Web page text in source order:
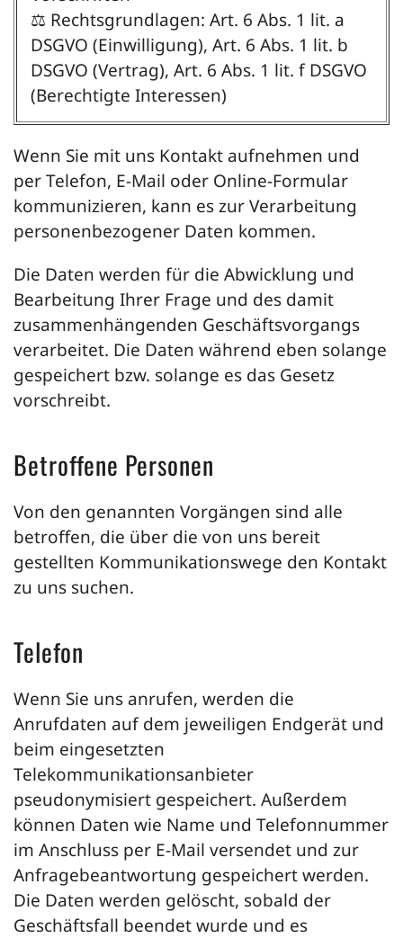
⚖️ Rechtsgrundlagen: Art. 6 Abs. 1 lit. a
DSGVO (Einwilligung), Art. 6 Abs. 1 lit. b
DSGVO (Vertrag), Art. 6 Abs. 1 lit. f DSGVO
(Berechtigte Interessen)
Wenn Sie mit uns Kontakt aufnehmen und
per Telefon, E-Mail oder Online-Formular
kommunizieren, kann es zur Verarbeitung
personenbezogener Daten kommen.
Die Daten werden für die Abwicklung und
Bearbeitung Ihrer Frage und des damit
zusammenhängenden Geschäftsvorgangs
verarbeitet. Die Daten während eben solange
gespeichert bzw. solange es das Gesetz
vorschreibt.
Betroffene Personen
Von den genannten Vorgängen sind alle
betroffen, die über die von uns bereit
gestellten Kommunikationswege den Kontakt
zu uns suchen.
Telefon
Wenn Sie uns anrufen, werden die
Anrufdaten auf dem jeweiligen Endgerät und
beim eingesetzten
Telekommunikationsanbieter
pseudonymisiert gespeichert. Außerdem
können Daten wie Name und Telefonnummer
im Anschluss per E-Mail versendet und zur
Anfragebeantwortung gespeichert werden.
Die Daten werden gelöscht, sobald der
Geschäftsfall beendet wurde und es